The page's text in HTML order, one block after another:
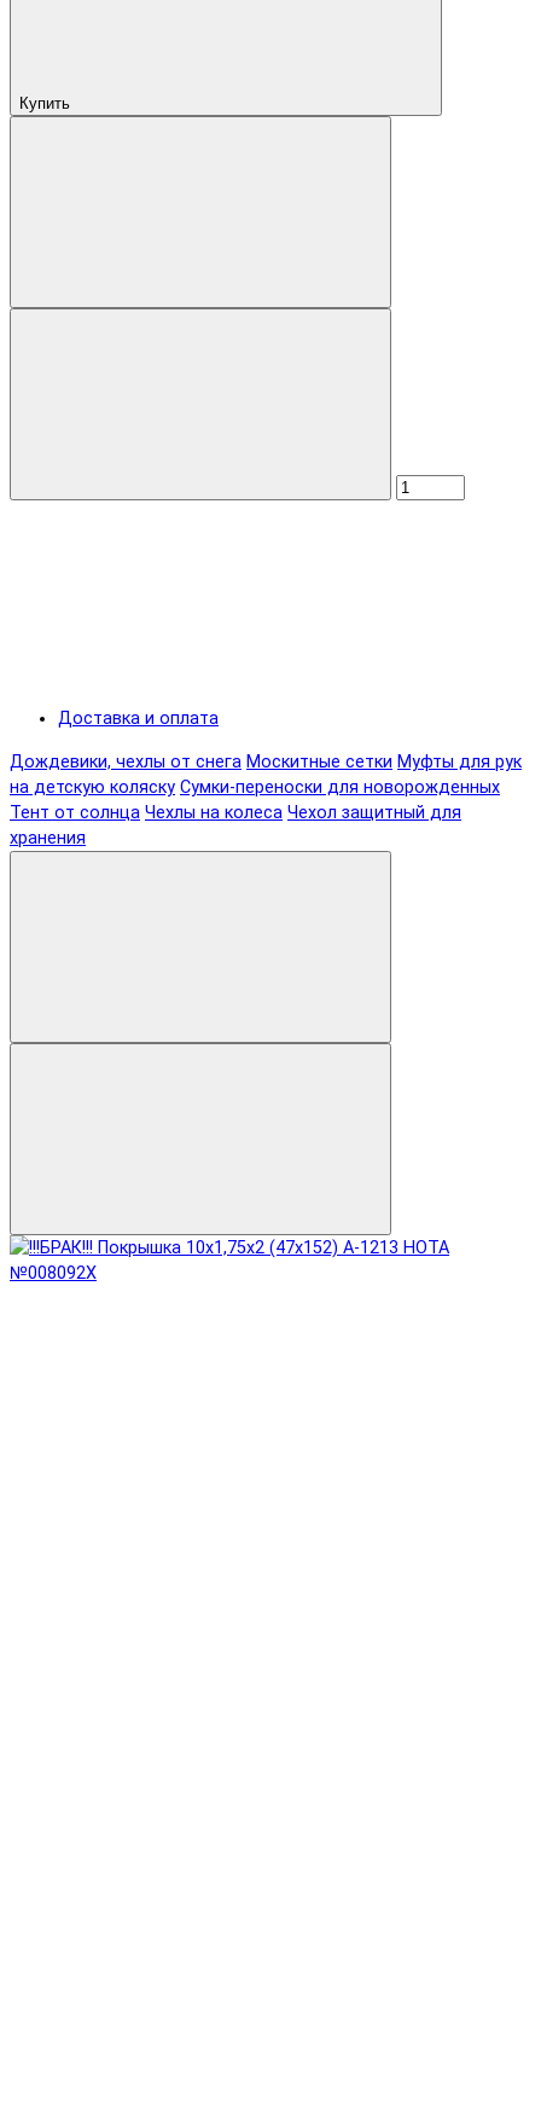
Купить
Доставка и оплата
Дождевики, чехлы от снега Москитные сетки Муфты для рук
на детскую коляску Сумки-переноски для новорожденных
Тент от солнца Чехлы на колеса Чехол защитный для
хранения